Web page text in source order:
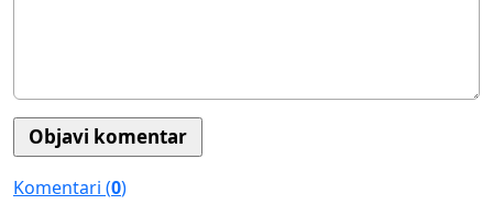
Komentari (0)